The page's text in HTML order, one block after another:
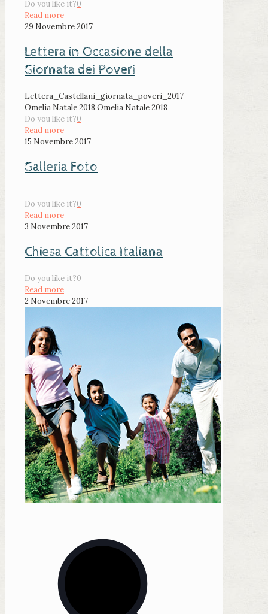
Do you like it?0
Read more
29 Novembre 2017
Lettera in Occasione della
Giornata dei Poveri
Lettera_Castellani_giornata_poveri_2017
Omelia Natale 2018 Omelia Natale 2018
Do you like it?0
Read more
15 Novembre 2017
Galleria Foto
Do you like it?0
Read more
3 Novembre 2017
Chiesa Cattolica Italiana
Do you like it?0
Read more
2 Novembre 2017